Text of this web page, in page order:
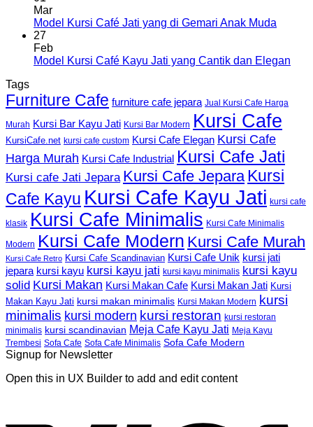
Mar
Model Kursi Café Jati yang di Gemari Anak Muda
27
Feb
Model Kursi Café Kayu Jati yang Cantik dan Elegan
Tags
Furniture Cafe furniture cafe jepara Jual Kursi Cafe Harga
Murah Kursi Bar Kayu Jati Kursi Bar Modern Kursi Cafe
KursiCafe.net kursi cafe custom Kursi Cafe Elegan Kursi Cafe
Harga Murah Kursi Cafe Industrial Kursi Cafe Jati
Kursi cafe Jati Jepara Kursi Cafe Jepara Kursi
Cafe Kayu Kursi Cafe Kayu Jati kursi cafe
klasik Kursi Cafe Minimalis Kursi Cafe Minimalis
Modern Kursi Cafe Modern Kursi Cafe Murah
Kursi Cafe Retro Kursi Cafe Scandinavian Kursi Cafe Unik kursi jati
jepara kursi kayu kursi kayu jati kursi kayu minimalis kursi kayu
solid Kursi Makan Kursi Makan Cafe Kursi Makan Jati Kursi
Makan Kayu Jati kursi makan minimalis Kursi Makan Modern
kursi
minimalis kursi modern kursi restoran kursi restoran
minimalis kursi scandinavian Meja Cafe Kayu Jati Meja Kayu
Trembesi Sofa Cafe Sofa Cafe Minimalis Sofa Cafe Modern
Signup for Newsletter
Open this in UX Builder to add and edit content